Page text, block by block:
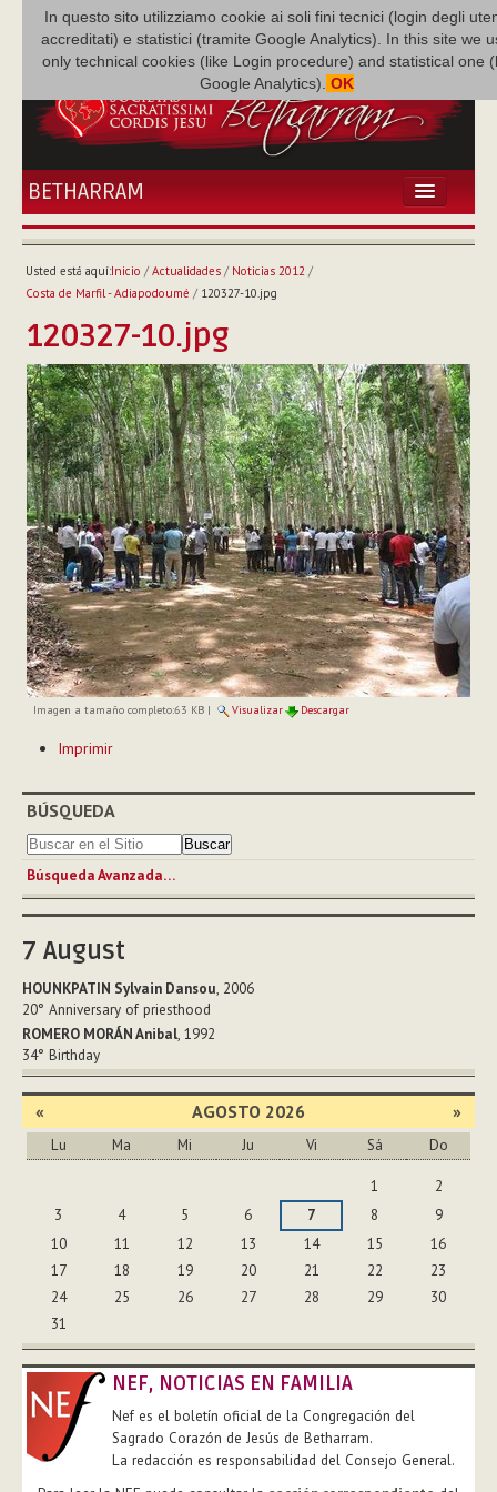
In questo sito utilizziamo cookie ai soli fini tecnici (login degli
accreditati) e statistici (tramite Google Analytics). In this site we
only technical cookies (like Login procedure) and statistical one
Google Analytics). OK
BETHARRAM
INICIO
BETHARRAM
MISIÓN
NEF
MULTIMEDIA
P. AUGUSTO ETCHECOPAR
Usted está aquí:Inicio / Actualidades/ Noticias 2012 /
Costa de Marfil - Adiapodoumé / 120327-10.jpg
120327-10.jpg
Imagen a tamaño completo:63 KB| Visualizar Descargar
de
Imprimir
BÚSQUEDA
Búsqueda Avanzada…
7 August
HOUNKPATIN Sylvain Dansou, 2006
20° Anniversary of priesthood
ROMERO MORÁN Anibal, 1992
34° Birthday
« AGOSTO 2026 »
Lu Ma Mi Ju Vi Sá Do
1
2
3
4 5 6 7 8
9
10
11 12 13 14 15
16
17
18 19 20 21 22
23
24
25 26 27 28 29
30
31
NEF, NOTICIAS EN FAMILIA
Nef es el boletín oficial de la Congregación del
Sagrado Corazón de Jesús de Betharram.
La redacción es responsabilidad del Consejo General.